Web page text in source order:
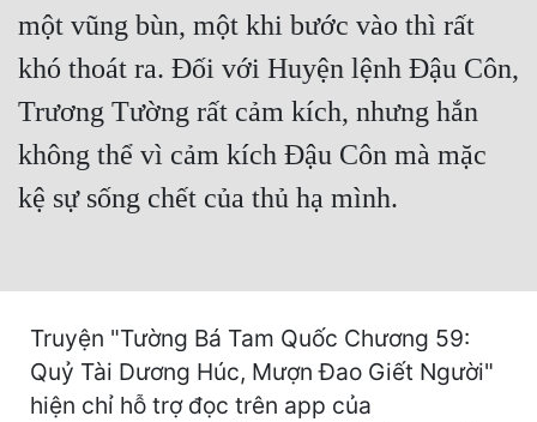
Lịch Sử
Mưu Mô
Mạt Thế
Mỹ Thực
Ngôn Tình
Nữ Phụ
Phong Thủy - Tâm Linh
một vũng bùn, một khi bước vào thì rất
khó thoát ra. Đối với Huyện lệnh Đậu Côn,
Trương Tường rất cảm kích, nhưng hắn
không thể vì cảm kích Đậu Côn mà mặc
kệ sự sống chết của thủ hạ mình.
Truyện "Tường Bá Tam Quốc Chương 59:
Quỷ Tài Dương Húc, Mượn Đao Giết Người"
hiện chỉ hỗ trợ đọc trên app của